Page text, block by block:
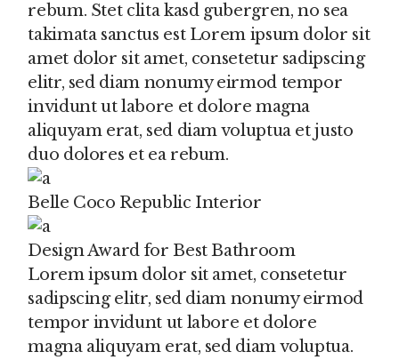
rebum. Stet clita kasd gubergren, no sea
takimata sanctus est Lorem ipsum dolor sit
amet dolor sit amet, consetetur sadipscing
elitr, sed diam nonumy eirmod tempor
invidunt ut labore et dolore magna
aliquyam erat, sed diam voluptua et justo
duo dolores et ea rebum.
Belle Coco Republic Interior
Design Award for Best Bathroom
Lorem ipsum dolor sit amet, consetetur
sadipscing elitr, sed diam nonumy eirmod
tempor invidunt ut labore et dolore
magna aliquyam erat, sed diam voluptua.